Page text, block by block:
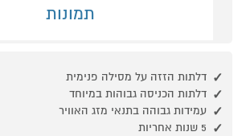
תמונות
דלתות הזזה על מסילה פנימית
דלתות הכניסה גבוהות במיוחד
עמידות גבוהה בתנאי מזג האוויר
5 שנות אחריות